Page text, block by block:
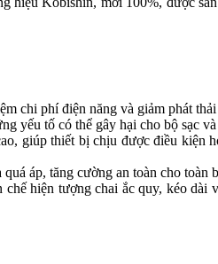
chi phí điện năng và giảm phát
yếu tố có thể gây hại cho bộ sạc
giúp thiết bị chịu được điều kiện
áp, tăng cường an toàn cho toàn
hiện tượng chai ắc quy, kéo